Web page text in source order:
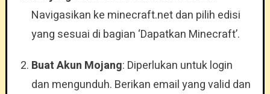
Navigasikan ke minecraft.net dan pilih edisi
yang sesuai di bagian ‘Dapatkan Minecraft’.
Buat Akun Mojang: Diperlukan untuk login
dan mengunduh. Berikan email yang valid dan